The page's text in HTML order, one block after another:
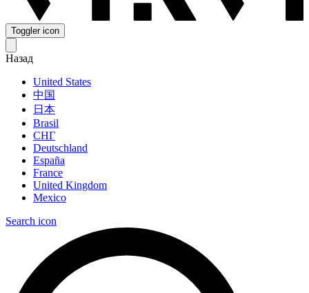
Toggler icon
Назад
United States
中国
日本
Brasil
СНГ
Deutschland
España
France
United Kingdom
Mexico
Search icon